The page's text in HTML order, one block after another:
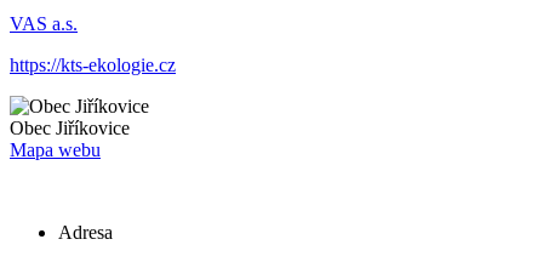
VAS a.s.
https://kts-ekologie.cz
Obec Jiříkovice
Mapa webu
Adresa